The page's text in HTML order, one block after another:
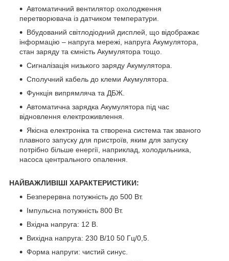
Автоматичний вентилятор охолодження
перетворювача із датчиком температури.
Вбудований світлодіодний дисплей, що відображає
інформацію – напруга мережі, напруга Акумулятора,
стан заряду та ємність Акумулятора тощо.
Сигналізація низького заряду Акумулятора.
Сполучний кабель до клеми Акумулятора.
Функція випрямляча та ДБЖ.
Автоматична зарядка Акумулятора під час
відновлення електроживлення.
Якісна електроніка та створена система так званого
плавного запуску для пристроїв, яким для запуску
потрібно більше енергії, наприклад, холодильника,
насоса центрального опалення.
НАЙВАЖЛИВІШІ ХАРАКТЕРИСТИКИ:
Безперервна потужність до 500 Вт.
Імпульсна потужність 800 Вт.
Вхідна напруга: 12 В.
Вихідна напруга: 230 В/10 50 Гц/0,5.
Форма напруги: чистий синус.